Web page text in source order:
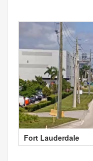
Fort Lauderdale